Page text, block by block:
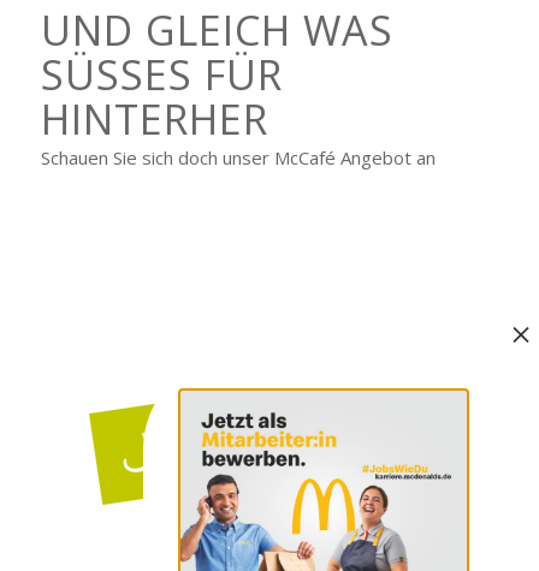
UND GLEICH WAS
SÜSSES FÜR H
INTERHER
Schauen Sie sich doch unser McCafé Angebot an